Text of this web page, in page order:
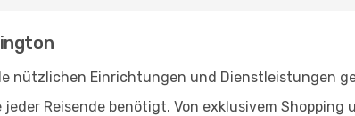
nützlichen Einrichtungen und Dienstleistungen
Reisende benötigt. Von exklusivem Shopping